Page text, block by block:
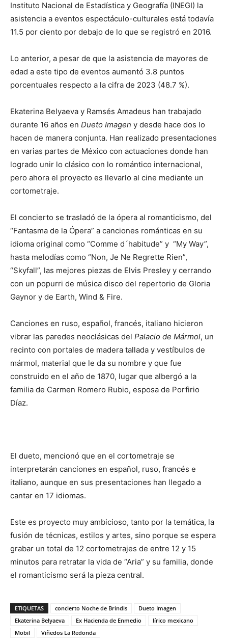
Instituto Nacional de Estadística y Geografía (INEGI) la
asistencia a eventos espectáculo-culturales está todavía
11.5 por ciento por debajo de lo que se registró en 2016.
Lo anterior, a pesar de que la asistencia de mayores de
edad a este tipo de eventos aumentó 3.8 puntos
porcentuales respecto a la cifra de 2023 (48.7 %).
Ekaterina Belyaeva y Ramsés Amadeus han trabajado
durante 16 años en Dueto Imagen y desde hace dos lo
hacen de manera conjunta. Han realizado presentaciones
en varias partes de México con actuaciones donde han
logrado unir lo clásico con lo romántico internacional,
pero ahora el proyecto es llevarlo al cine mediante un
cortometraje.
El concierto se trasladó de la ópera al romanticismo, del
“Fantasma de la Ópera” a canciones románticas en su
idioma original como “Comme d´habitude” y “My Way”,
hasta melodías como “Non, Je Ne Regrette Rien”,
“Skyfall”, las mejores piezas de Elvis Presley y cerrando
con un popurri de música disco del repertorio de Gloria
Gaynor y de Earth, Wind & Fire.
Canciones en ruso, español, francés, italiano hicieron
vibrar las paredes neoclásicas del Palacio de Mármol, un
recinto con portales de madera tallada y vestíbulos de
mármol, material que le da su nombre y que fue
construido en el año de 1870, lugar que albergó a la
familia de Carmen Romero Rubio, esposa de Porfirio
Díaz.
El dueto, mencionó que en el cortometraje se
interpretarán canciones en español, ruso, francés e
italiano, aunque en sus presentaciones han llegado a
cantar en 17 idiomas.
Este es proyecto muy ambicioso, tanto por la temática, la
fusión de técnicas, estilos y artes, sino porque se espera
grabar un total de 12 cortometrajes de entre 12 y 15
minutos para retratar la vida de “Aria” y su familia, donde
el romanticismo será la pieza central.
ETIQUETAS concierto Noche de Brindis
Dueto Imagen
Ekaterina Belyaeva
Ex Hacienda de Enmedio
lírico mexicano
Mobil
Viñedos La Redonda